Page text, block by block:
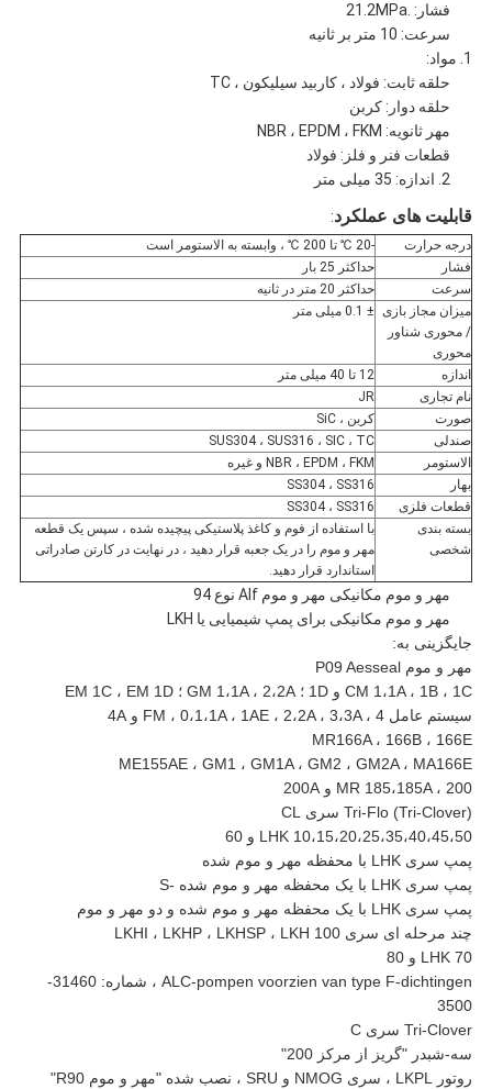
فشار: .21.2MPa
سرعت: 10 متر بر ثانیه
1. مواد:
حلقه ثابت: فولاد ، کاربید سیلیکون ، TC
حلقه دوار: کربن
مهر ثانویه: NBR ، EPDM ، FKM
قطعات فنر و فلز: فولاد
2. اندازه: 35 میلی متر
قابلیت های عملکرد:
درجه حرارت
-20 ℃ تا 200 ℃ ، وابسته به الاستومر است
فشار
حداکثر 25 بار
سرعت
حداکثر 20 متر در ثانیه
میزان مجاز بازی
/ محوری شناور
محوری
± 0.1 میلی متر
اندازه
12 تا 40 میلی متر
نام تجاری
JR
صورت
کربن ، SiC
صندلی
SUS304 ، SUS316 ، SIC ، TC
الاستومر
NBR ، EPDM ، FKM و غیره
بهار
SS304 ، SS316
قطعات فلزی
SS304 ، SS316
بسته بندی
شخصی
با استفاده از فوم و کاغذ پلاستیکی پیچیده شده ، سپس یک قطعه
مهر و موم را در یک جعبه قرار دهید ، در نهایت در کارتن صادراتی
استاندارد قرار دهید.
مهر و موم مکانیکی مهر و موم Alf نوع 94
مهر و موم مکانیکی برای پمپ شیمیایی یا LKH
جایگزینی به:
مهر و موم P09 Aesseal
CM 1،1A ، 1B ، 1C و 1D ؛ GM 1،1A ، 2،2A ؛ EM 1C ، EM 1D
سیستم عامل FM ، 0،1،1A ، 1AE ، 2،2A ، 3،3A ، 4 و 4A
MR166A ، 166B ، 166E
ME155AE ، GM1 ، GM1A ، GM2 ، GM2A ، MA166E
MR 185،185A ، 200 و 200A
Tri-Flo (Tri-Clover) سری CL
LHK 10،15،20،25،35،40،45،50 و 60
پمپ سری LHK با محفظه مهر و موم شده
پمپ سری LHK با یک محفظه مهر و موم شده -S
پمپ سری LHK با یک محفظه مهر و موم شده و دو مهر و موم
چند مرحله ای سری LKHI ، LKHP ، LKHSP ، LKH 100
LHK 70 و 80
ALC-pompen voorzien van type F-dichtingen ، شماره: 31460-
3500
Tri-Clover سری C
سه-شبدر "گریز از مرکز 200"
روتور LKPL ، سری NMOG و SRU ، نصب شده "مهر و موم R90"